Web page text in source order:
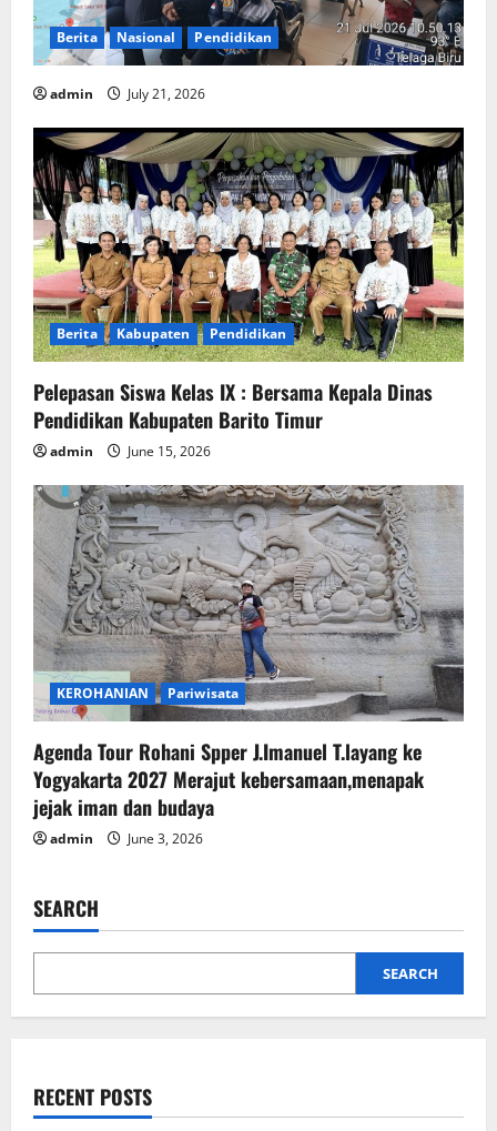
Berita Nasional Pendidikan
admin July 21, 2026
Berita Kabupaten Pendidikan
Pelepasan Siswa Kelas IX : Bersama Kepala Dinas
Pendidikan Kabupaten Barito Timur
admin June 15, 2026
KEROHANIAN Pariwisata
Agenda Tour Rohani Spper J.Imanuel T.layang ke
Yogyakarta 2027 Merajut kebersamaan,menapak
jejak iman dan budaya
admin June 3, 2026
SEARCH
SEARCH
RECENT POSTS